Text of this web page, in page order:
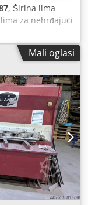
, Širina lima
za nehrđajući
18 kom Broj
Aaiekr Stražnji
konv. Snaga
Š-V 3750 x
- elektro-
škare za lim
- jednostavna za
kuta
sa
graničnik 10-
ručni kotačić za
- 1x
zaštita za prste
zaustavljanje
Mali oglasi